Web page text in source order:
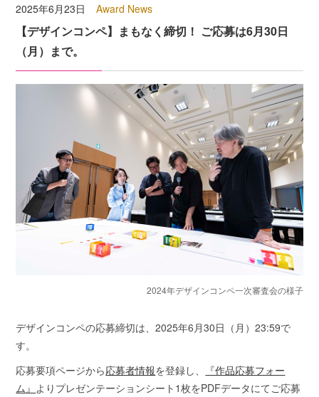
2025年6月23日 Award News
【デザインコンペ】まもなく締切！ ご応募は6月30日
（月）まで。
2024年デザインコンペ一次審査会の様子
デザインコンペの応募締切は、2025年6月30日（月）23:59で
す。
応募要項ページから応募者情報を登録し、
『作品応募フォー
ム』 よりプレゼンテーションシート1枚をPDFデータにてご応募